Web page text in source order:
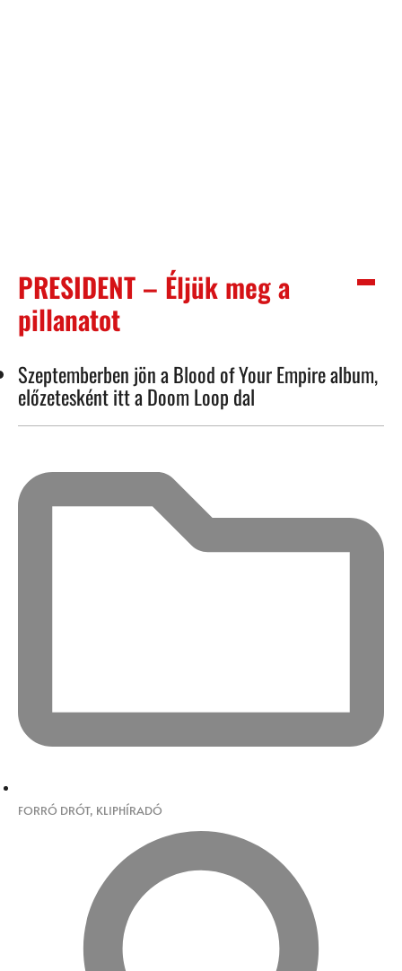
PRESIDENT – Éljük meg a
pillanatot
Szeptemberben jön a Blood of Your Empire album,
előzetesként itt a Doom Loop dal
FORRÓ DRÓT, KLIPHÍRADÓ